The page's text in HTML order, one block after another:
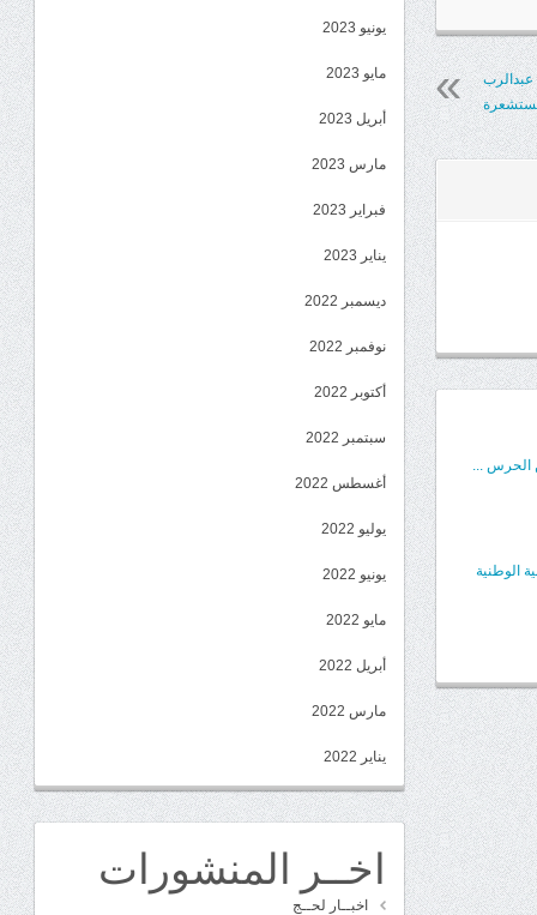
عبدالرب
مستشعرة
الحرس ...
الوطنية
يونيو 2023
مايو 2023
أبريل 2023
مارس 2023
فبراير 2023
يناير 2023
ديسمبر 2022
نوفمبر 2022
أكتوبر 2022
سبتمبر 2022
أغسطس 2022
يوليو 2022
يونيو 2022
مايو 2022
أبريل 2022
مارس 2022
يناير 2022
اخــر المنشورات
اخبــار لحــج